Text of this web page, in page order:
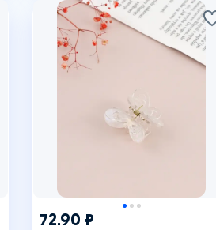
72.90 ₽